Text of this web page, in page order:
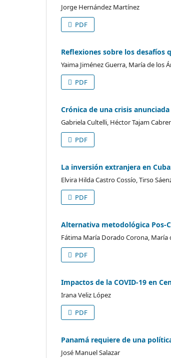
Jorge Hernández Martínez
PDF
Reflexiones sobre los desafíos
Yaima Jiménez Guerra, María de los
PDF
Crónica de una crisis anunciada
Gabriela Cultelli, Héctor Tajam
PDF
La inversión extranjera en
Elvira Hilda Castro Cossío, Tirso
PDF
Alternativa metodológica Pos-
Fátima María Dorado Corona, María
PDF
Impactos de la COVID-19 en
Irana Veliz López
PDF
Panamá requiere de una
José Manuel Salazar